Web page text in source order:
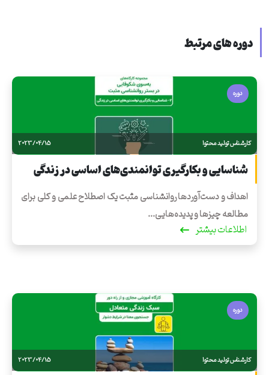
دوره های مرتبط
دوره
کارشناس تولید محتوا 2023/04/15
شناسایی و بکارگیری توانمندی‌های اساسی در زندگی
اهداف و دست‌آوردها روانشناسی مثبت یک اصطلاح علمی و کلی برای
مطالعه چیزها و پدیده‌هایی...
اطلاعات بیشتر
دوره
کارشناس تولید محتوا 2023/04/15